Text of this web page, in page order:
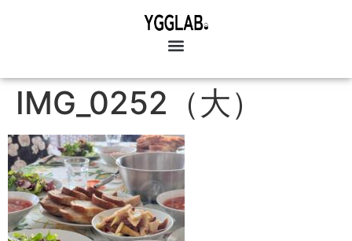
IMG_0252（大）